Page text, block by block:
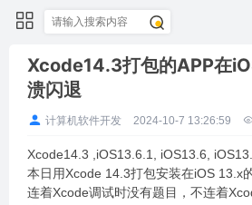
Xcode14.3打包的APP在
溃闪退
计算机软件开发 2024-10-7 13:26:59
Xcode14.3 ,iOS13.6.1, iOS13.6,
本日用Xcode 14.3打包安装在iOS 13.x
连着Xcode调试时没有题目，不连着